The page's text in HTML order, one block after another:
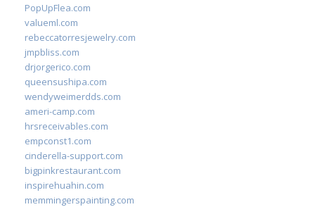
PopUpFlea.com
valueml.com
rebeccatorresjewelry.com
jmpbliss.com
drjorgerico.com
queensushipa.com
wendyweimerdds.com
ameri-camp.com
hrsreceivables.com
empconst1.com
cinderella-support.com
bigpinkrestaurant.com
inspirehuahin.com
memmingerspainting.com